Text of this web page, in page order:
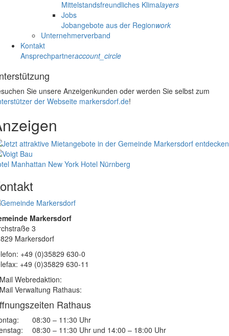
Mittelstandsfreundliches Klimalayers
Jobs
Jobangebote aus der Regionwork
Unternehmerverband
Kontakt
Ansprechpartneraccount_circle
Sie unsere Anzeigenkunden oder werden Sie selbst zum
der Webseite markersdorf.de!
Manhattan New York Hotel Nürnberg
Markersdorf
3
Markersdorf
+49 (0)35829 630-0
+49 (0)35829 630-11
Webredaktion:
Verwaltung Rathaus:
Rathaus
08:30 – 11:30 Uhr
08:30 – 11:30 Uhr und 14:00 – 18:00 Uhr